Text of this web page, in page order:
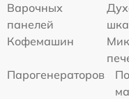
Варочных
панелей
Кофемашин
Парогенераторов